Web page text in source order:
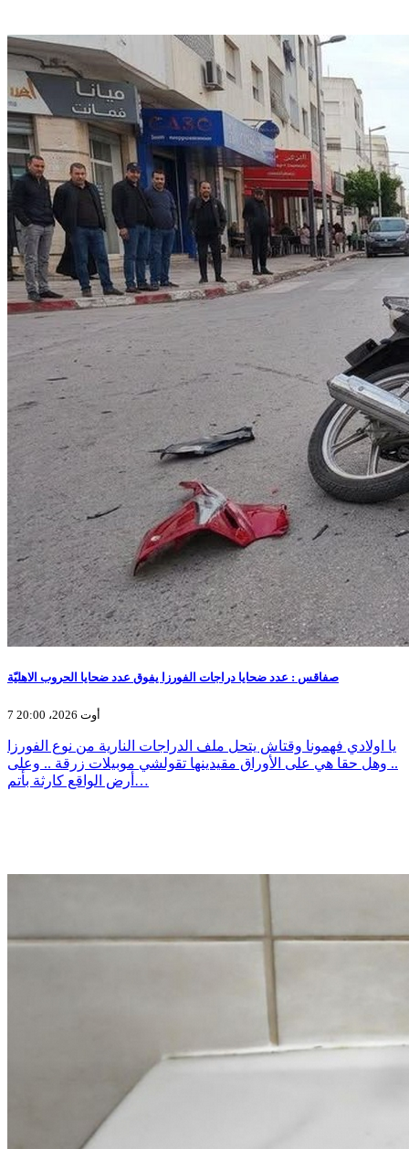
صفاقس : عدد ضحايا دراجات الفورزا يفوق عدد ضحايا الحروب الاهليّة
7 أوت 2026، 20:00
يا اولادي فهمونا وقتاش يتحل ملف الدراجات النارية من نوع الفورزا
.. وهل حقا هي على الأوراق مقيدينها تقولشي موبيلات زرقة .. وعلى
أرض الواقع كارثة بأتم…